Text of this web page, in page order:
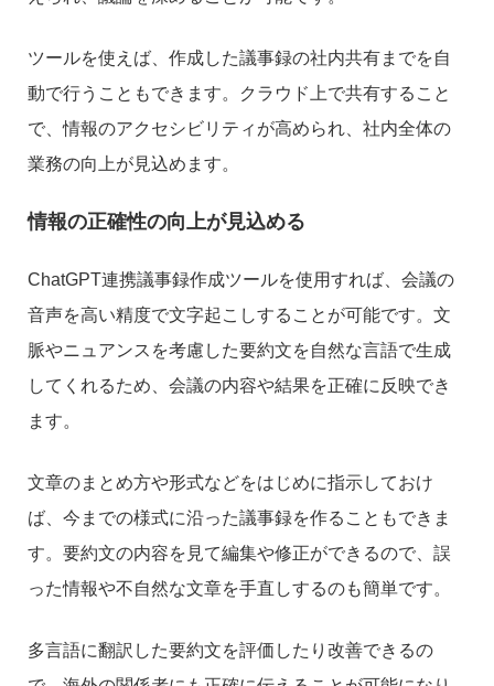
ツールを使えば、作成した議事録の社内共有までを自
動で行うこともできます。クラウド上で共有すること
で、情報のアクセシビリティが高められ、社内全体の
業務の向上が見込めます。
情報の正確性の向上が見込める
ChatGPT連携議事録作成ツールを使用すれば、会議の
音声を高い精度で文字起こしすることが可能です。文
脈やニュアンスを考慮した要約文を自然な言語で生成
してくれるため、会議の内容や結果を正確に反映でき
ます。
文章のまとめ方や形式などをはじめに指示しておけ
ば、今までの様式に沿った議事録を作ることもできま
す。要約文の内容を見て編集や修正ができるので、誤
った情報や不自然な文章を手直しするのも簡単です。
多言語に翻訳した要約文を評価したり改善できるの